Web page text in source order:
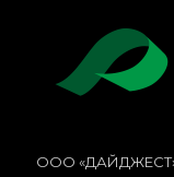
ООО